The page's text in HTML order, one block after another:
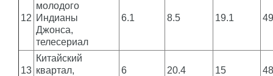
12
молодого
Индианы
Джонса,
телесериал
6.1 8.5 19.1
13
Китайский
квартал,
6 20.4 15